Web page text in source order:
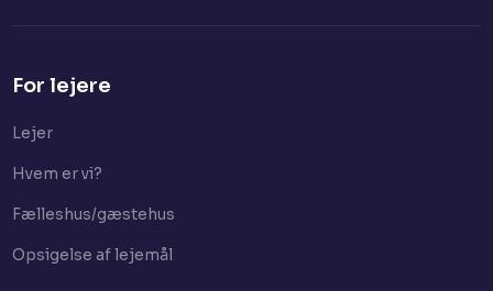
For lejere
Lejer​
Hvem er vi?
Fælleshus/gæstehus
Opsigelse af lejemål